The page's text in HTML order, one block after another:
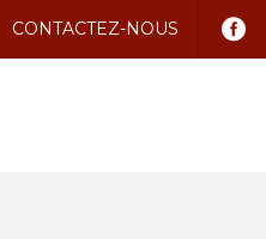
CONTACTEZ-NOUS